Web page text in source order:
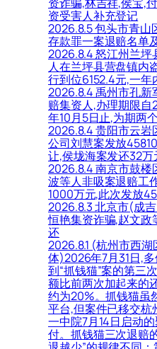
资受害人补充登记
2026.8.5 包头市青山
存款罪一案退赔名单
2026.8.4 怒江州兰
人在兰坪县营盘镇内
行到位6152.4元,一年
2026.8.4 禹州市孔新
赔集资人,办理期限
年10月5日止,为期两
2026.8.4 贵阳市云岩
公司刘慧案发放
让,侯垅海案发还32万
2026.8.4 南京市鼓楼
波等人非吸案退赔工
1000万元,此次发放
2026.8.3 北京市(成
恒艳集资诈骗,赵文
还
2026.8.1 (杭州市西湖
体)2026年7月31日,
到“抓钱猫”案的第三
额比前两次加起来的
约为20%。抓钱猫虽
平台,但案件已移交
一中院7月14日启动
付。抓钱猫三次退赔